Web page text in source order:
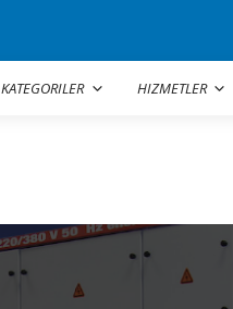
KATEGORILER HIZMETLER